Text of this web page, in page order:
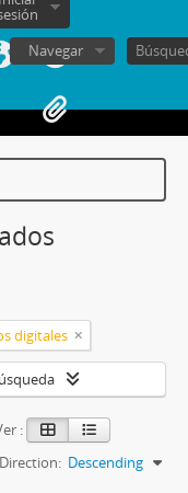
Navegar
digitales
:
Direction: Descending